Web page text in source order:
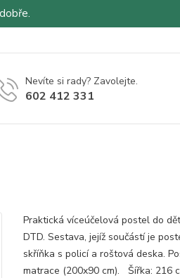
Nevíte si rady? Zavolejte.
602 412 331
Praktická víceúčelová postel do
DTD. Sestava, jejíž součástí je
skříňka s policí a roštová deska.
matrace (200x90 cm). Šířka: 216